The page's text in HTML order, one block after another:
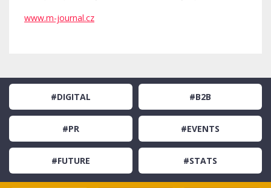
www.m-journal.cz
#DIGITAL #B2B
#PR #EVENTS
#FUTURE #STATS